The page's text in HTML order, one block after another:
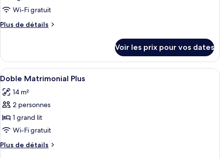
ce
type
de
"
Double
room"
Wi-Fi gratuit
Plus de détails
Plus
le
type
de
Double
Voir les prix pour vos dates
Afficher
toutes
les
photos
pour
ce
type
de
Minibar, coffres-forts dans les
2
Doble Matrimonial Plus
14 m²
2 personnes
1 grand lit
Wi-Fi gratuit
Plus de détails
Plus